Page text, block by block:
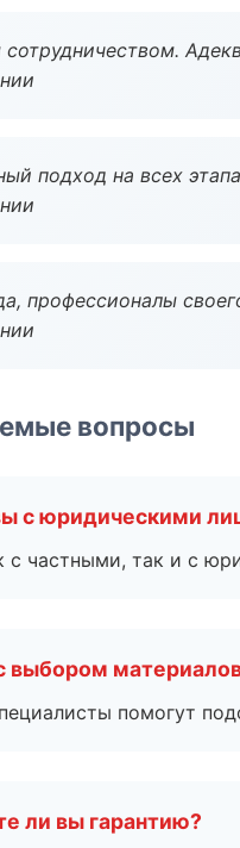
подход на всех
профессионалы
вопросы
с юридическими
с частными, так и с
выбором
помогут
ли вы гарантию?